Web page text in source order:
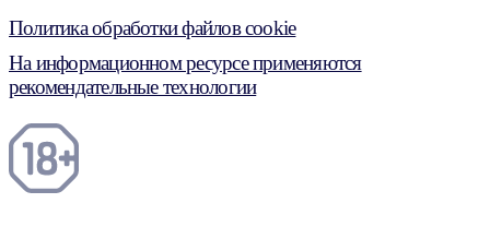
Политика обработки файлов cookie
На информационном ресурсе применяются
рекомендательные технологии